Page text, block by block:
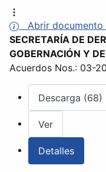
Abrir documento
SECRETARÍA DE
GOBERNACIÓN Y
Acuerdos Nos.: 03-
Descarga (68)
Ver
Detalles